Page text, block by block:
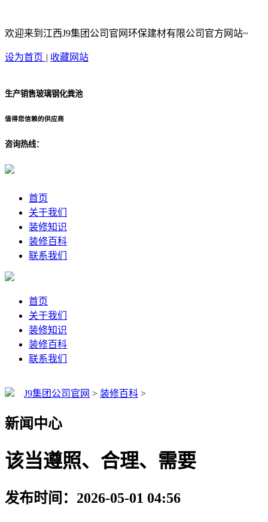
欢迎来到江西J9集团公司官网环保建材有限公司官方网站~
设为首页 | 收藏网站
生产销售玻璃钢化粪池
值得您信赖的供应商
咨询热线：
首页
关于我们
装修知识
装修百科
联系我们
首页
关于我们
装修知识
装修百科
联系我们
J9集团公司官网 > 装修百科 >
新闻中心
该当遵照、合理、需要
发布时间：2026-05-01 04:56